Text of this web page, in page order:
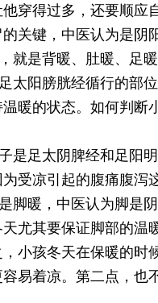
穿得过多，还要顺应
关键，中医认为是阴
就是背暖、肚暖、足暖
太阳膀胱经循行的部
暖的状态。如何判断
是足太阴脾经和足阳
受凉引起的腹痛腹泻
脚暖，中医认为脚是
尤其要保证脚部的温
小孩冬天在保暖的时
易着凉。第二点，也